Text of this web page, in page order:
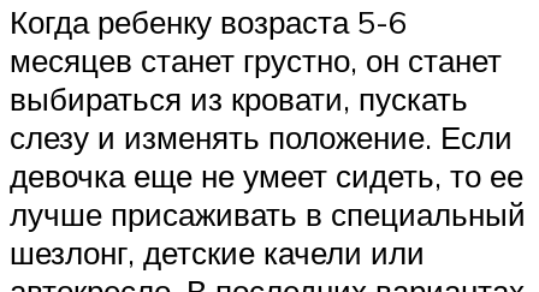
Когда ребенку возраста 5-6
месяцев станет грустно, он станет
выбираться из кровати, пускать
слезу и изменять положение. Если
девочка еще не умеет сидеть, то ее
лучше присаживать в специальный
шезлонг, детские качели или